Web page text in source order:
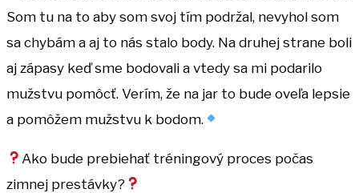
Som tu na to aby som svoj tím podržal, nevyhol som
sa chybám a aj to nás stalo body. Na druhej strane boli
aj zápasy keď sme bodovali a vtedy sa mi podarilo
mužstvu pomôcť. Verím, že na jar to bude oveľa lepsie
a pomôžem mužstvu k bodom.
Ako bude prebiehať tréningový proces počas
zimnej prestávky?